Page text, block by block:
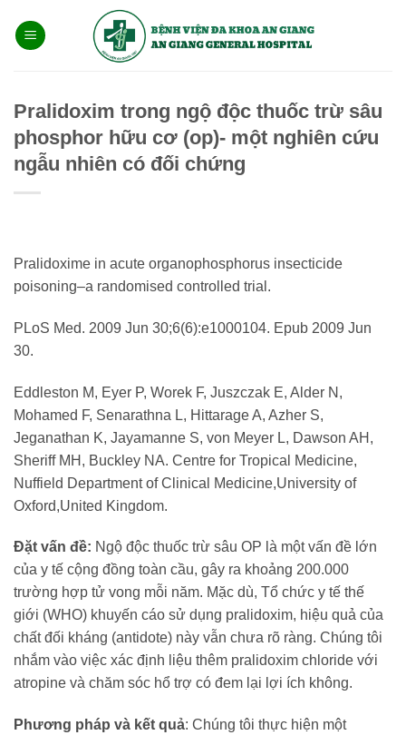
qua
Pralidoxim trong ngộ độc thuốc trừ sâu
phosphor hữu cơ (op)- một nghiên cứu
ngẫu nhiên có đối chứng
Pralidoxime in acute organophosphorus insecticide
poisoning–a randomised controlled trial.
PLoS Med. 2009 Jun 30;6(6):e1000104. Epub 2009 Jun
30.
Eddleston M, Eyer P, Worek F, Juszczak E, Alder N,
Mohamed F, Senarathna L, Hittarage A, Azher S,
Jeganathan K, Jayamanne S, von Meyer L, Dawson AH,
Sheriff MH, Buckley NA. Centre for Tropical Medicine,
Nuffield Department of Clinical Medicine,University of
Oxford,United Kingdom.
Đặt vấn đề: Ngộ độc thuốc trừ sâu OP là một vấn đề lớn
của y tế cộng đồng toàn cầu, gây ra khoảng 200.000
trường hợp tử vong mỗi năm. Mặc dù, Tổ chức y tế thế
giới (WHO) khuyến cáo sử dụng pralidoxim, hiệu quả của
chất đối kháng (antidote) này vẫn chưa rõ ràng. Chúng tôi
nhắm vào việc xác định liệu thêm pralidoxim chloride với
atropine và chăm sóc hổ trợ có đem lại lợi ích không.
Phương pháp và kết quả: Chúng tôi thực hiện một